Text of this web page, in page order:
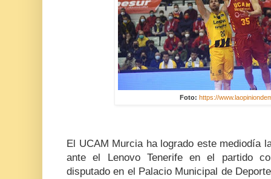
Foto: https://
El UCAM Murcia ha logrado este mediodía
ante el Lenovo Tenerife en el partido
disputado en el Palacio Municipal de